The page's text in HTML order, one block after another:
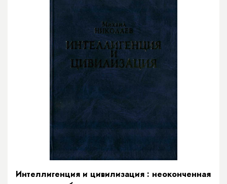
Интеллигенция и цивилизация : неоконченная